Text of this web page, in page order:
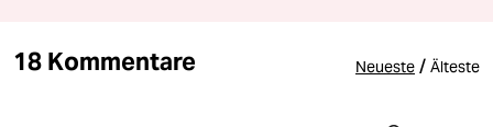
18 Kommentare Neueste / Älteste